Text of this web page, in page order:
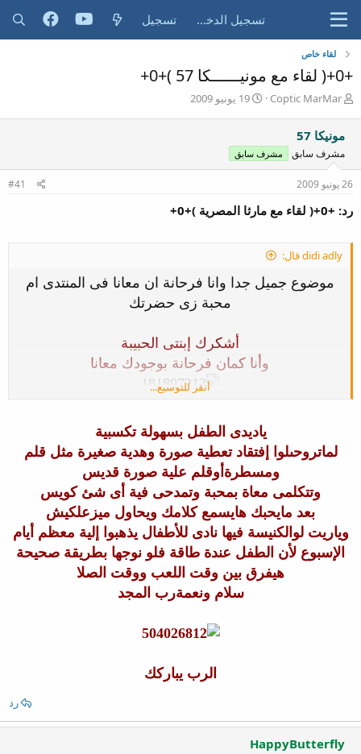
تسجيل الدخول تسجيل
لقاء خاص
+0+( لقاء مع مونيــــــكا 57 )+0+
ب
ئ
ا
ل
م
ض
Coptic MarMar
ت
خ
ا
د
19 يونيو 2009
مونيكا 57
مشرف سابق مشرف سابق
26 يونيو 2009 #41
رد: +0+( لقاء مع مارثا المصرية )+0+
didi adly قال:
موضوع جميل جدا وانا فرحانة ان معانا فى المنتدى ام
محبة زى حضرتك
أشكرك إبنتى الحبيبة
وأنا كمان فرحانة بوجودك معانا
كنت عايزة اسال حضرتك سؤال
لما فى الخدمة كنت بتلاقى طفل شقى اوى ومتكبر على
اخواته ومبيسمعش الكلام كنت
بتتعاملى معاه ازاى​
أنقر للتوسيع...
ياديدى الطفل بسهولة تكسبية
لماتروحىلوا إفتقاد تعطية صورة وهدية صغيرة مثل قلم
ومسطرةأوقلم علية صورة قديس
وتتكلمى معاة بمحبة وتمدحى فية أى شئ كويس
بعد مايحبك هايسمع كلامك ويحاول ميزعلكيش
وياريت لوالكنيسة فيها نادى للأطفال يذهبوا إلية معظم أيام
الإسبوع لأن الطفل عندة طاقة فلو نوجها بطريقة صحيحة
هيفرق بين وقت اللعب ووقت الصلا
سلام ونعمةرب المجد
الرب يباركك
رد
HappyButterfly